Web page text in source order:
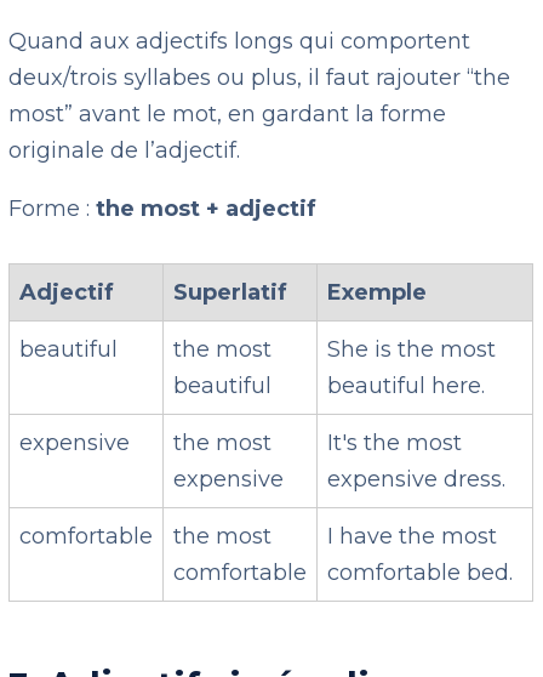
Quand aux adjectifs longs qui comportent
deux/trois syllabes ou plus, il faut rajouter “the
most” avant le mot, en gardant la forme
originale de l’adjectif.
Forme :the most + adjectif
Adjectif Superlatif Exemple
beautiful
the most
beautiful
She is the most
beautiful here.
expensive
the most
expensive
It's the most
expensive dress.
comfortable
the most
comfortable
I have the most
comfortable bed.